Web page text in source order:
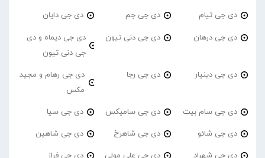
دی جی تیام دی جی جم دی جی دایان
دی جی درهان دی جی دنی تیون
دی جی دیماه و دی
جی دنی تیون
دی جی دینیار دی جی رجا
دی جی رهام و مجید
مکس
دی جی سام بیت دی جی سامیکس دی جی سیا
دی جی شائو دی جی شاهرخ دی جی شاهین
دی جی شهراد دی جی علی مولی دی جی فراز